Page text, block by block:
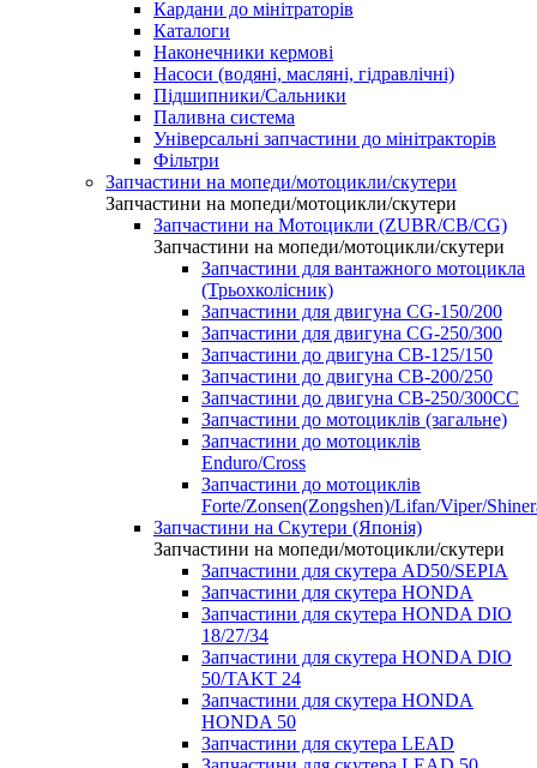
Кардани до мінітраторів
Каталоги
Наконечники кермові
Насоси (водяні, масляні, гідравлічні)
Підшипники/Сальники
Паливна система
Універсальні запчастини до мінітракторів
Фільтри
Запчастини на мопеди/мотоцикли/скутери
Запчастини на мопеди/мотоцикли/скутери
Запчастини на Мотоцикли (ZUBR/CB/CG)
Запчастини на мопеди/мотоцикли/скутери
Запчастини для вантажного мотоцикла
(Трьохколісник)
Запчастини для двигуна CG-150/200
Запчастини для двигуна CG-250/300
Запчастини до двигуна CB-125/150
Запчастини до двигуна CB-200/250
Запчастини до двигуна CB-250/300СС
Запчастини до мотоциклів (загальне)
Запчастини до мотоциклів
Enduro/Cross
Запчастини до мотоциклів
Forte/Zonsen(Zongshen)/Lifan/Viper/
Запчастини на Скутери (Японія)
Запчастини на мопеди/мотоцикли/скутери
Запчастини для скутера AD50/SEPIA
Запчастини для скутера HONDA
Запчастини для скутера HONDA DIO
18/27/34
Запчастини для скутера HONDA DIO
50/TAKT 24
Запчастини для скутера HONDA
HONDA 50
Запчастини для скутера LEAD